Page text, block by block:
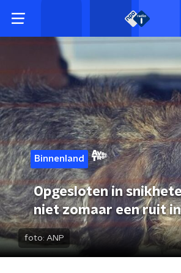
Binnenland
Opgesloten in
niet zomaar een ruit
foto: ANP